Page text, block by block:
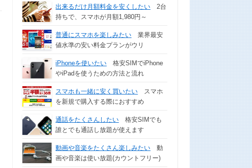
出来るだけ月額料金を安くしたい 2台
持ちで、スマホが月額1,980円～
普通にスマホを楽しみたい 業界最安
値水準の安い料金プランがウリ
iPhoneを使いたい 格安SIMでiPhone
やiPadを使うための方法と流れ
スマホも一緒に安く買いたい スマホ
を新規で購入する際におすすめ
通話をたくさんしたい 格安SIMでも
誰とでも通話し放題が使えます
動画や音楽をたくさん楽しみたい 動
画や音楽は使い放題(カウントフリー)